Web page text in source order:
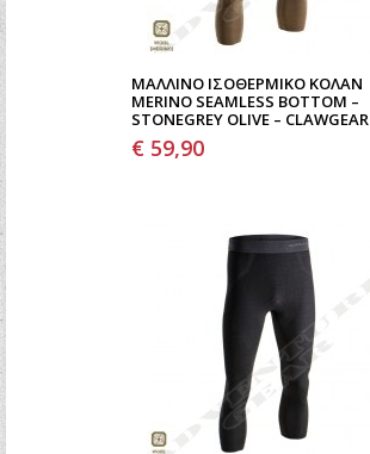
ΜΆΛΛΙΝΟ ΙΣΟΘΕΡΜΙΚΌ ΚΟΛΆΝ
MERINO SEAMLESS BOTTOM –
STONEGREY OLIVE – CLAWGEAR
€ 59,90